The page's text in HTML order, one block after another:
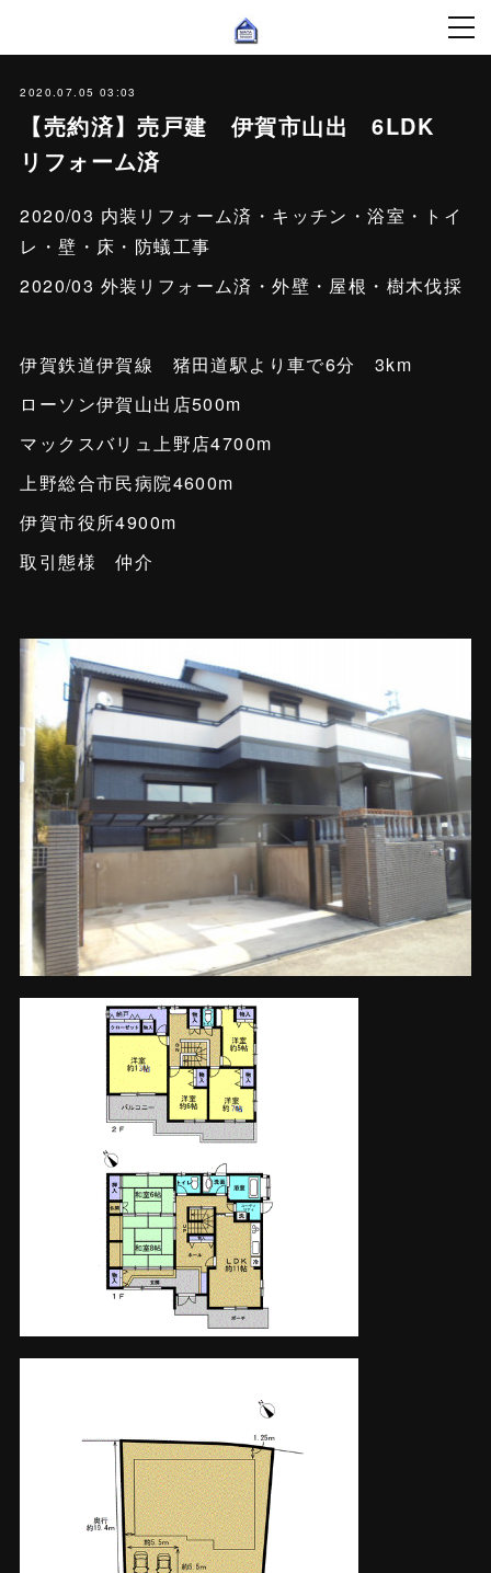
2020.07.05 03:03
【売約済】売戸建 伊賀市山出 6LDK
リフォーム済
2020/03 内装リフォーム済・キッチン・浴室・トイ
レ・壁・床・防蟻工事
2020/03 外装リフォーム済・外壁・屋根・樹木伐採
伊賀鉄道伊賀線 猪田道駅より車で6分 3km
ローソン伊賀山出店500m
マックスバリュ上野店4700m
上野総合市民病院4600m
伊賀市役所4900m
取引態様 仲介